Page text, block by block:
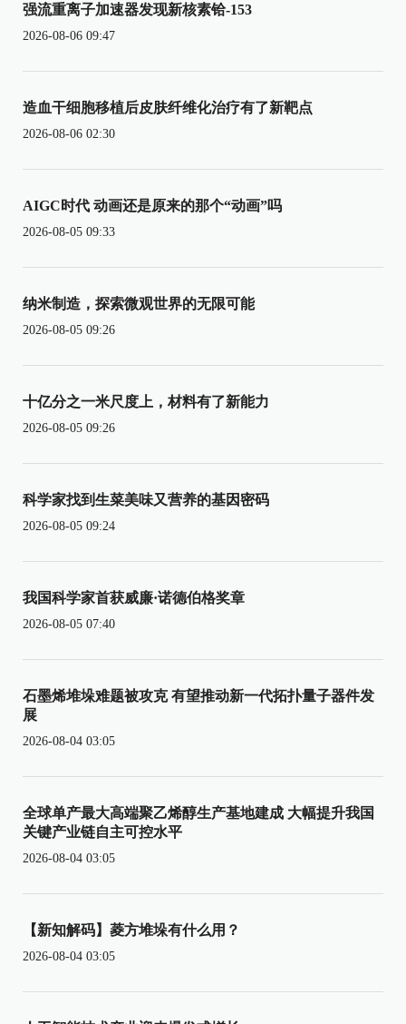
强流重离子加速器发现新核素铪-153
2026-08-06 09:47
造血干细胞移植后皮肤纤维化治疗有了新靶点
2026-08-06 02:30
AIGC时代 动画还是原来的那个“动画”吗
2026-08-05 09:33
纳米制造，探索微观世界的无限可能
2026-08-05 09:26
十亿分之一米尺度上，材料有了新能力
2026-08-05 09:26
科学家找到生菜美味又营养的基因密码
2026-08-05 09:24
我国科学家首获威廉·诺德伯格奖章
2026-08-05 07:40
石墨烯堆垛难题被攻克 有望推动新一代拓扑量子器件发
展
2026-08-04 03:05
全球单产最大高端聚乙烯醇生产基地建成 大幅提升我国
关键产业链自主可控水平
2026-08-04 03:05
【新知解码】菱方堆垛有什么用？
2026-08-04 03:05